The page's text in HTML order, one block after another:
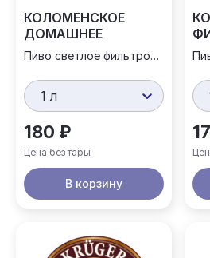
КОЛОМЕНСКОЕ
ДОМАШНЕЕ
Пиво светлое фильтрованное
1 л
180 ₽
Цена без тары
В корзину